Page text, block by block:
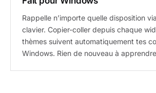
Rappelle n’importe quelle disposition
clavier. Copier-coller depuis chaque
thèmes suivent automatiquement tes
Windows. Rien de nouveau à